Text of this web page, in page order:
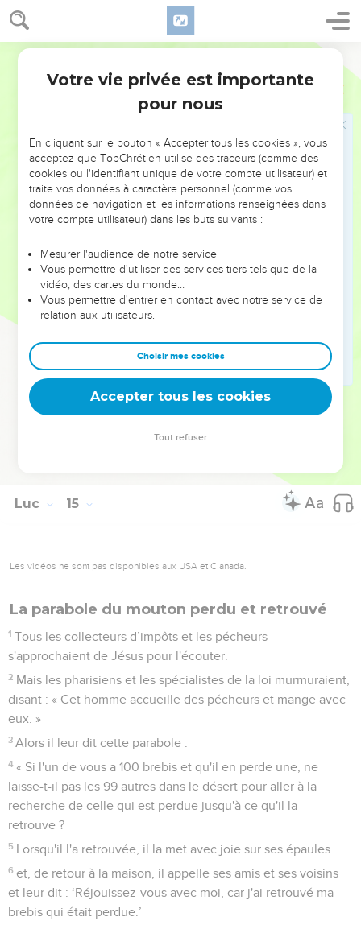
14
28 En effet, si l'un de vous veut construire une tour, il s'assied
d'abord pour calculer la dépense et voir s'il a de quoi la
Autrement, si après avoir posé les fondations il ne peut
pas la terminer, tous ceux qui le verront se mettront à se
en disant : ‘Cet homme a commencé à construire, et il n'a
pas pu finir.’
De même, si un roi part en guerre contre un autre roi, il
s'assied d'abord pour examiner s'il peut, avec 10'000
Si ce n’est pas le cas, alors que l'autre roi est encore loin, il
lui envoie une ambassade pour demander la paix.
Ainsi donc aucun de vous, à moins de renoncer à tout ce
qu'il possède, ne peut être mon disciple.
Le sel inutile
» Le sel est une bonne chose, mais si le sel perd sa saveur,
avec quoi la lui rendra-t-on ?
Il n'est bon ni pour la terre, ni pour le fumier ; on le jette
Luc 15
Les vidéos ne sont pas disponibles aux USA et C anada.
La parabole du mouton perdu et retrouvé
1 Tous les collecteurs d’impôts et les pécheurs
s'approchaient de Jésus pour l'écouter.
2 Mais les pharisiens et les spécialistes de la loi murmuraient,
disant : « Cet homme accueille des pécheurs et mange avec
eux. »
3 Alors il leur dit cette parabole :
4 « Si l'un de vous a 100 brebis et qu'il en perde une, ne
laisse-t-il pas les 99 autres dans le désert pour aller à la
recherche de celle qui est perdue jusqu'à ce qu'il la
retrouve ?
5 Lorsqu'il l'a retrouvée, il la met avec joie sur ses épaules
6 et, de retour à la maison, il appelle ses amis et ses voisins
et leur dit : ‘Réjouissez-vous avec moi, car j'ai retrouvé ma
brebis qui était perdue.’
Votre vie privée est importante
pour nous
En cliquant sur le bouton « Accepter tous les cookies », vous
acceptez que TopChrétien utilise des traceurs (comme des
cookies ou l'identifiant unique de votre compte utilisateur) et
traite vos données à caractère personnel (comme vos
données de navigation et les informations renseignées dans
votre compte utilisateur) dans les buts suivants :
Mesurer l'audience de notre service
Vous permettre d'utiliser des services tiers tels que de la
vidéo, des cartes du monde…
Vous permettre d'entrer en contact avec notre service de
relation aux utilisateurs.
Choisir mes cookies
Accepter tous les cookies
Tout refuser